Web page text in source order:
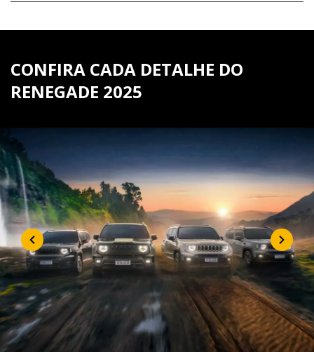
CONFIRA CADA DETALHE DO
RENEGADE 2025